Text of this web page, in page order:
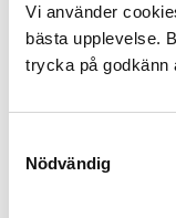
Vi använder
bästa upplevelse.
trycka på godkänn
Nödvändig